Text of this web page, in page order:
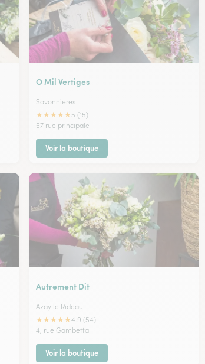
O Mil Vertiges
Savonnieres
★★★★★ 5 (15)
57 rue principale
Voir la boutique
Autrement Dit
Azay le Rideau
★★★★★4.9 (54)
4, rue Gambetta
Voir la boutique